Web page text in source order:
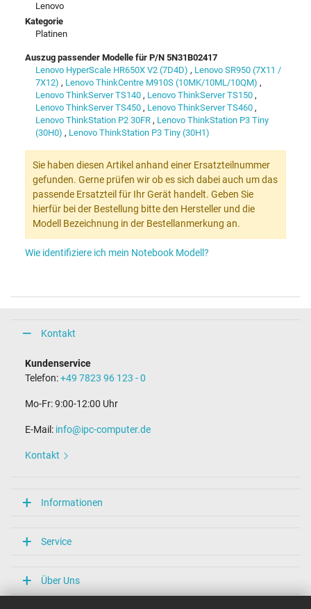
Lenovo
Kategorie
Platinen
Auszug passender Modelle für P/N 5N31B02417
Lenovo HyperScale HR650X V2 (7D4D) , Lenovo SR950 (7X11 /
7X12) , Lenovo ThinkCentre M910S (10MK/10ML/10QM) ,
Lenovo ThinkServer TS140 , Lenovo ThinkServer TS150 ,
Lenovo ThinkServer TS450 , Lenovo ThinkServer TS460 ,
Lenovo ThinkStation P2 30FR , Lenovo ThinkStation P3 Tiny
(30H0) , Lenovo ThinkStation P3 Tiny (30H1)
Sie haben diesen Artikel anhand einer Ersatzteilnummer
gefunden. Gerne prüfen wir ob es sich dabei auch um das
passende Ersatzteil für Ihr Gerät handelt. Geben Sie
hierfür bei der Bestellung bitte den Hersteller und die
Modell Bezeichnung in der Bestellanmerkung an.
Wie identifiziere ich mein Notebook Modell?
Kontakt
Kundenservice
Telefon:+49 7823 96 123 - 0
Mo-Fr: 9:00-12:00 Uhr
E-Mail: info@ipc-computer.de
Kontakt
Informationen
Service
Über Uns